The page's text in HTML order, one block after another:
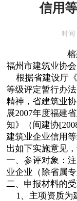
信用
时间
榕建筑
福州市建筑业协
根据省建设厅《
等级评定暂行办
精神，省建筑业
展2007年度福建
知》（闽建协
建筑业企业信用
出如下实施意见
一、参评对象：
业企业（除省属
二、申报材料的受
1、主项资质为